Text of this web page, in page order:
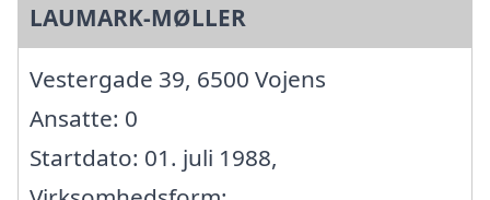
LAUMARK-MØLLER
Vestergade 39, 6500 Vojens
Ansatte: 0
Startdato: 01. juli 1988,